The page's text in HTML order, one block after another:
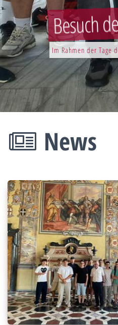
Im Rahmen der Tage
Besuch
News